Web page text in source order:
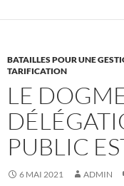
BATAILLES POUR UNE
TARIFICATION
LE
PUBLIC
6 MAI 2021 ADMIN